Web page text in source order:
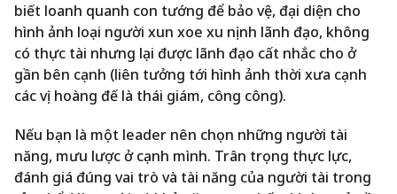
biết loanh quanh con tướng để bảo vệ, đại diện cho
hình ảnh loại người xun xoe xu nịnh lãnh đạo, không
có thực tài nhưng lại được lãnh đạo cất nhắc cho ở
gần bên cạnh (liên tưởng tới hình ảnh thời xưa cạnh
các vị hoàng đế là thái giám, công công).
Nếu bạn là một leader nên chọn những người tài
năng, mưu lược ở cạnh mình. Trân trọng thực lực,
đánh giá đúng vai trò và tài năng của người tài trong